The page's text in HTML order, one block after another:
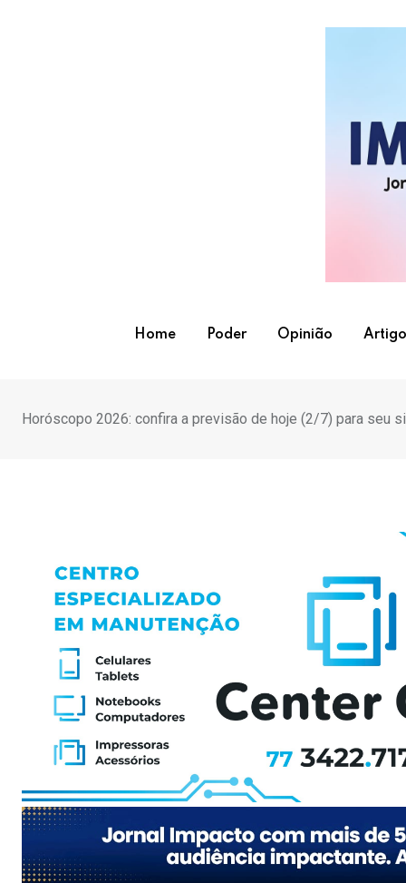
Home Poder Opinião
Horóscopo 2026: confira a previsão de hoje (2/7) para seu